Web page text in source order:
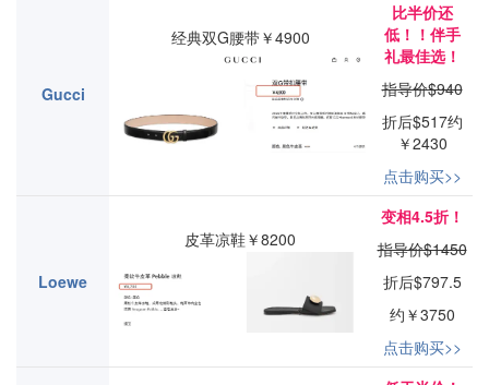
Gucci
经典双G腰带￥4900
比半价还
低！！伴手
礼最佳选！
指导价$940
折后$517约
￥2430
点击购买>>
Loewe
皮革凉鞋￥8200
变相4.5折！
指导价$1450
折后$797.5
约￥3750
点击购买>>